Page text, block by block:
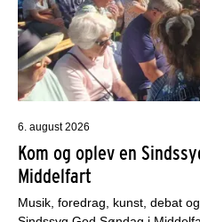
6. august 2026
Kom og oplev en
Middelfart
Musik, foredrag, kunst, debat